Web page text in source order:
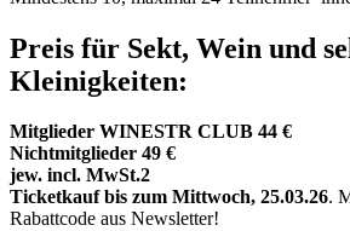
Preis für Sekt, Wein und
Kleinigkeiten:
Mitglieder WINESTR CLUB 44 €
Nichtmitglieder 49 €
jew. incl. MwSt.2
Ticketkauf bis zum Mittwoch, 25.03.26.
Rabattcode aus Newsletter!